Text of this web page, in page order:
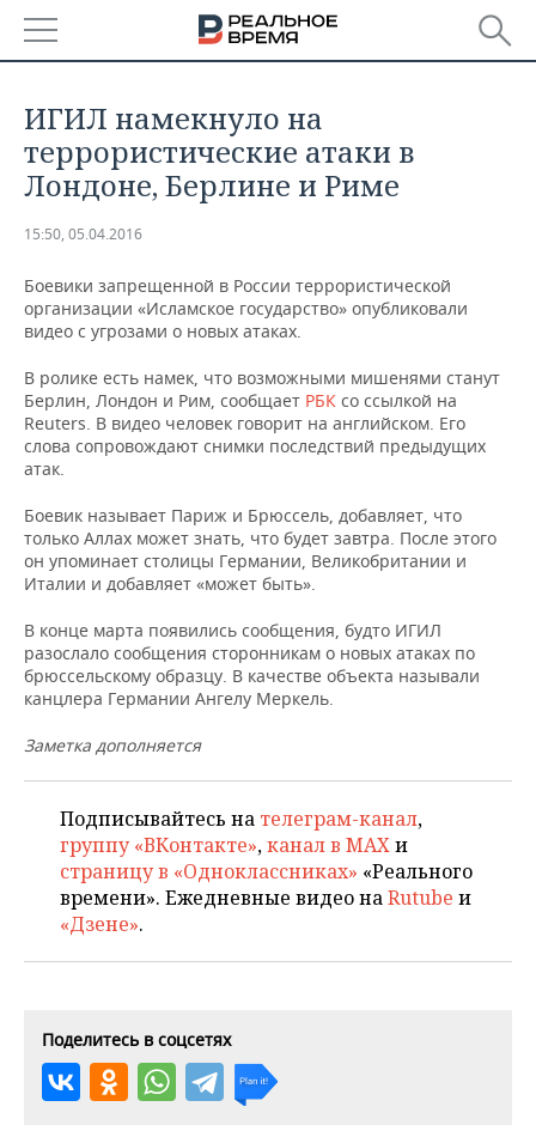
ТАТАРСТАН
НОВОСТИ
АНАЛИТИКА
ДЕКЛАРАЦИИ О ДОХОДАХ
ВУЗЫ ТАТАРСТАНА
КОМУ ПРИНАДЛЕЖАТ
ТАТАРСТАНА
НОВОСТИ ЭКОНОМИКИ
БАНКИ
БЮДЖЕТ
ИНВЕСТИЦИИ
ПРОМЫШЛЕННОСТЬ
ПРОМЫШЛЕННОСТИ
АГРОПРОМ
НЕФТЕХИМИЯ
ОПК
ЭНЕРГЕТИКА
НОВОСТИ НЕДВИЖИМОСТИ
АВТО
НОВОСТИ АВТО
БИЗНЕС
НОВОСТИ БИЗНЕСА
РОЗНИЧНАЯ ТОРГОВЛЯ
ТРАНСПОРТ
УСЛУГИ
ТЕХНОЛОГИИ
НОВОСТИ ТЕХНОЛОГИЙ
IT
МЕДИА
ТЕЛЕКОММУНИКАЦИИ
МЕРОПРИЯТИЯ
НОВОСТИ МЕРОПРИЯТИЙ
ВЫЕЗДНАЯ РЕДАКЦИЯ
БИЗНЕС-БРАНЧИ
ОТКРЫТАЯ ЛЕКЦИЯ
СПОРТ
НОВОСТИ СПОРТА
ФУТБОЛ
БАСКЕТБОЛ
ВОЛЕЙБОЛ
КИБЕРСПОРТ
ВОДНЫЕ ВИДЫ СПОРТА
ОБЩЕСТВО
НОВОСТИ ОБЩЕСТВА
ИНФРАСТРУКТУРА
ИСТОРИЯ
КУЛЬТУРА
ОБРАЗОВАНИЕ
ФОТОГАЛЕРЕЯ
СПРАВОЧНИК
СПИСОК ПЕРСОН
СПИСОК КОМПАНИЙ
ПОЛНАЯ ВЕРСИЯ
​ИГИЛ намекнуло на
террористические атаки в
Лондоне, Берлине и Риме
15:50, 05.04.2016
Боевики запрещенной в России террористической
организации «Исламское государство» опубликовали
видео с угрозами о новых атаках.
В ролике есть намек, что возможными мишенями станут
Берлин, Лондон и Рим, сообщает РБК со ссылкой на
Reuters. В видео человек говорит на английском. Его
слова сопровождают снимки последствий предыдущих
атак.
Боевик называет Париж и Брюссель, добавляет, что
только Аллах может знать, что будет завтра. После этого
он упоминает столицы Германии, Великобритании и
Италии и добавляет «может быть».
В конце марта появились сообщения, будто ИГИЛ
разослало сообщения сторонникам о новых атаках по
брюссельскому образцу. В качестве объекта называли
канцлера Германии Ангелу Меркель.
Заметка дополняется
Подписывайтесь на телеграм-канал,
группу «ВКонтакте»,канал в MAXи
страницу в «Одноклассниках» «Реального
времени». Ежедневные видео наRutube и
«Дзене».
Поделитесь в соцсетях